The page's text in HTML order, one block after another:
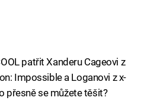
patřit Xanderu Cageovi z
Impossible a Loganovi z x-
přesně se můžete těšit?